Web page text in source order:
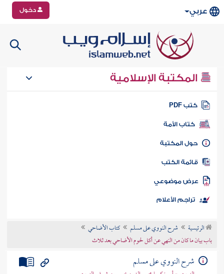
عربي دخول
المكتبة الإسلامية
كتب PDF
كتاب الأمة
المكتبة
الكتب
موضوعي
تراجم الأعلام
الرئيسية شرح النووي على مسلم
كتاب الأضاحي
باب بيان ما كان من النهي عن أكل لحوم الأضاحي بعد ثلاث
شرح النووي على مسلم